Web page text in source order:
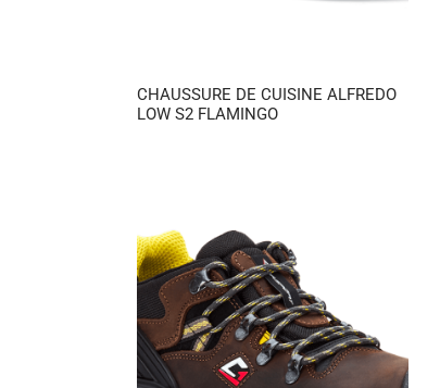
CHAUSSURE DE CUISINE ALFREDO
LOW S2 FLAMINGO